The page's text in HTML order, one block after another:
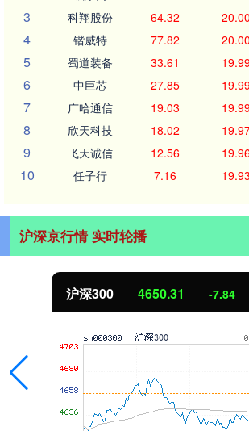
3 科翔股份 64.32
4 锴威特 77.82
5 蜀道装备 33.61
6 中巨芯 27.85
7 广哈通信 19.03
8 欣天科技 18.02
9 飞天诚信 12.56
10 任子行 7.16
沪深京行情 实时轮播
沪深300 4650.31 -7.84